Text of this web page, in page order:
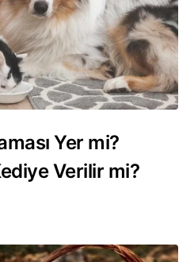
Yer mi?
Verilir mi?